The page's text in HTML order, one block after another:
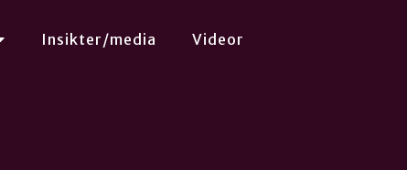
Insikter/media Videor